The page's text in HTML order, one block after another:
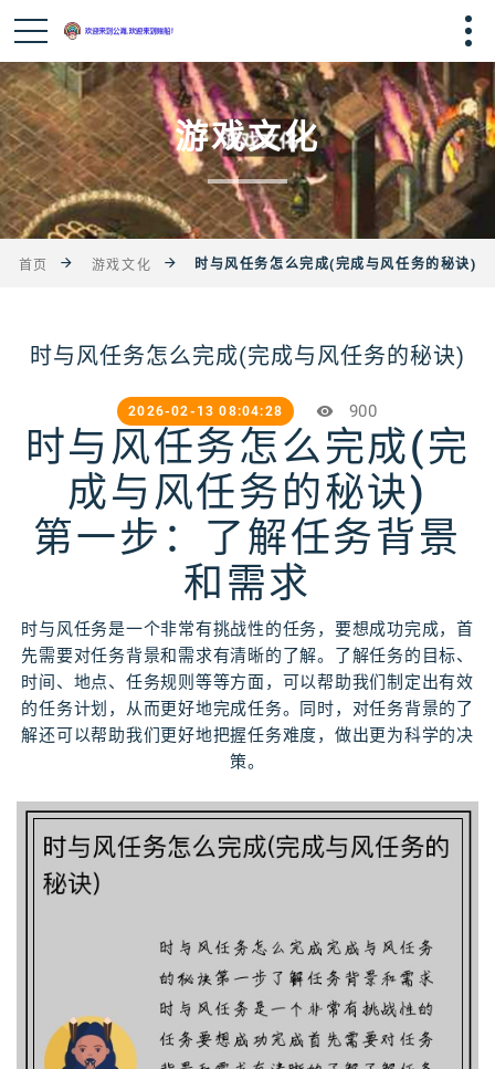
游戏文化
首页 游戏文化 时与风任务怎么完成(完成与风任务的秘诀)
时与风任务怎么完成(完成与风任务的秘诀)
2026-02-13 08:04:28 900
时与风任务怎么完成(完
成与风任务的秘诀)
第一步：了解任务背景
和需求
时与风任务是一个非常有挑战性的任务，要想成功完成，首
先需要对任务背景和需求有清晰的了解。了解任务的目标、
时间、地点、任务规则等等方面，可以帮助我们制定出有效
的任务计划，从而更好地完成任务。同时，对任务背景的了
解还可以帮助我们更好地把握任务难度，做出更为科学的决
策。